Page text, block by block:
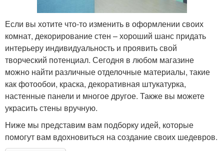
Если вы хотите что-то изменить в оформлении своих
комнат, декорирование стен – хороший шанс придать
интерьеру индивидуальность и проявить свой
творческий потенциал. Сегодня в любом магазине
можно найти различные отделочные материалы, такие
как фотообои, краска, декоративная штукатурка,
настенные панели и многое другое. Также вы можете
украсить стены вручную.
Ниже мы представим вам подборку идей, которые
помогут вам вдохновиться на создание своих шедевров.